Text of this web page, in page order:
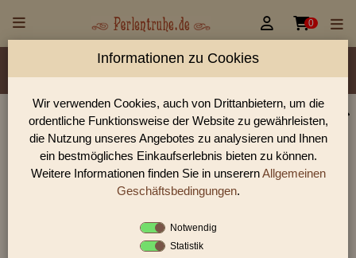
 0
Material/Glassorte Sorte/Form Farbe
Größen
Lochdurchmesser
Perlen Shop für gedrückte Perlen Rechtecke,
Würfel & Dreiecke Rechtecke
In unserem Perlen Shop finden sie zahlreich gedrückte Perlen
Rechtecke, Würfel & Dreiecke Rechtecke und viele weiter
Informationen zu Cookies
Wir verwenden Cookies, auch von Drittanbietern, um die
ordentliche Funktionsweise der Website zu gewährleisten,
die Nutzung unseres Angebotes zu analysieren und Ihnen
ein bestmögliches Einkaufserlebnis bieten zu können.
Weitere Informationen finden Sie in unserernAllgemeinen
Geschäftsbedingungen.
Notwendig
Statistik